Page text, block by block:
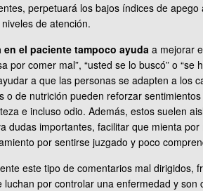
perpetuará los bajos índices de
de atención.
en el paciente tampoco ayuda a mejorar
por comer mal”, “usted se lo buscó” o “se
a que las personas se adapten a los
o de nutrición pueden reforzar
e incluso odio. Además, estos suelen
dudas importantes, facilitar que mienta
por sentirse juzgado y poco
este tipo de comentarios mal dirigidos,
luchan por controlar una enfermedad y son